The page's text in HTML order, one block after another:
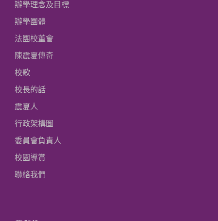
辦學理念及目標
辦學團體
法團校董會
陳震夏傳奇
校歌
校長的話
震夏人
行政架構圖
委員會負責人
校園導賞
聯絡我們